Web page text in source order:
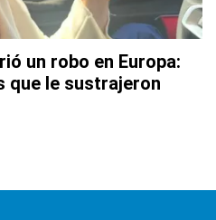
un robo en Europa:
que le sustrajeron